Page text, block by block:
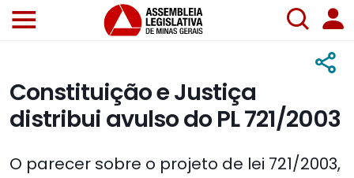
Constituição e Justiça
distribui avulso do PL 721/2003
O parecer sobre o projeto de lei 721/2003,